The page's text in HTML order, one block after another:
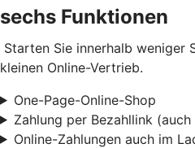
sechs Funktionen
Starten Sie innerhalb weniger
kleinen Online-Vertrieb.
One-Page-Online-Shop
Zahlung per Bezahllink
Online-Zahlungen auch im